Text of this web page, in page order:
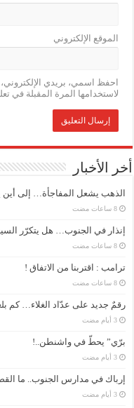
الموقع الإلكتروني
احفظ اسمي، بريدي
لاستخدامها المرة المقبلة في
أخر الأخبار
الذهب يشعل المفاجأة… إلى أين
‏8 ساعات مضت
إنذار في الجنوب… هل يتكرّر
‏8 ساعات مضت
ترامب : اقتربنا من الاتفاق !
‏8 ساعات مضت
رقمٌ جديد على عدّاد الغلاء… كم
‏3 أيام مضت
برّي” يحطّ في واشنطن..!
‏3 أيام مضت
إرباك في مدارس الجنوب.. ما
‏3 أيام مضت